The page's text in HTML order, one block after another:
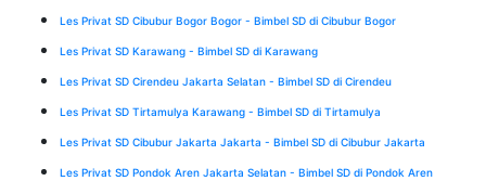
Les Privat SD Cibubur Bogor Bogor - Bimbel SD di Cibubur Bogor
Les Privat SD Karawang - Bimbel SD di Karawang
Les Privat SD Cirendeu Jakarta Selatan - Bimbel SD di Cirendeu
Les Privat SD Tirtamulya Karawang - Bimbel SD di Tirtamulya
Les Privat SD Cibubur Jakarta Jakarta - Bimbel SD di Cibubur Jakarta
Les Privat SD Pondok Aren Jakarta Selatan - Bimbel SD di Pondok Aren